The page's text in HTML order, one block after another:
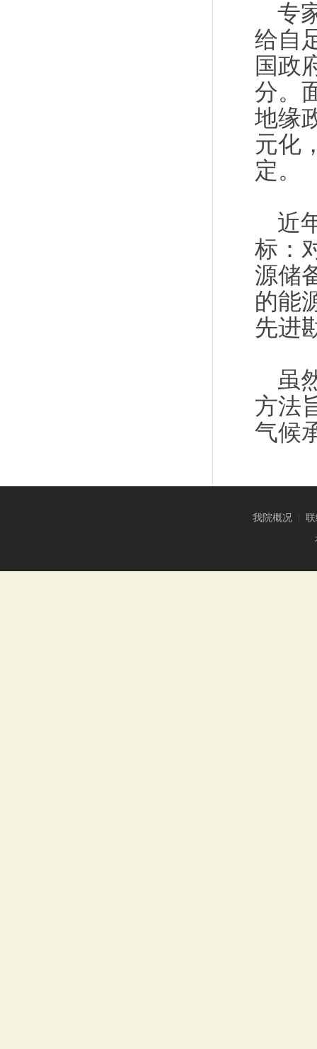
专
给自
国政
分。
地缘
元化
定。
近
标：
源储
的能
先进
虽
方法
气候
我院概况